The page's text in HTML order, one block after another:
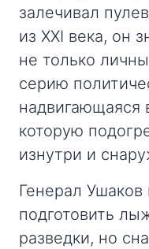
залечивал
из XXI века, он
не только
серию
надвигающаяся
которую
изнутри и
Генерал
подготовить
разведки, но